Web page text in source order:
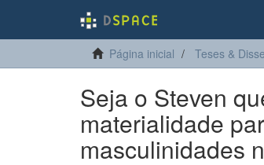
Página inicial Teses &
Seja o Steven
materialidade
masculinidades